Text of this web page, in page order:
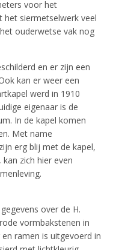
voor het
siermetselwerk veel
ouderwetse vak nog
en er zijn een
kan er weer een
werd in 1910
eigenaar is de
In de kapel komen
Met name
erg blij met de kapel,
zich hier even
over de H.
vormbakstenen in
ramen is uitgevoerd in